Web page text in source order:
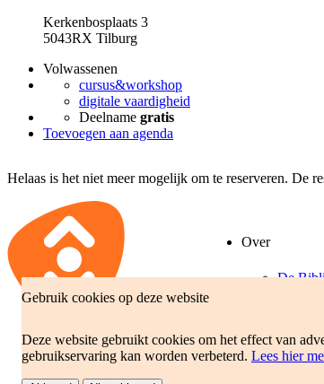
Gebruik cookies op deze website
Deze website gebruikt cookies om het effect van
gebruikservaring kan worden verbeterd. Lees hier
Kerkenbosplaats 3
5043RX Tilburg
Volwassenen
cursus&workshop
digitale vaardigheid
Deelname gratis
Toevoegen aan agenda
Helaas is het niet meer mogelijk om te reserveren. De
Over
De